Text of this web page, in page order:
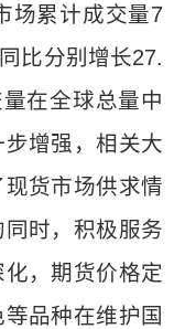
场累计成交量7
比分别增长27.
在全球总量中
增强，相关大
货市场供求情
时，积极服务
，期货价格定
品种在维护国